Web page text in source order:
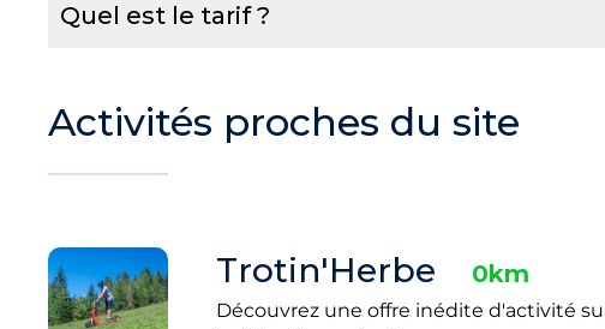
Quel est le tarif ?
Activités proches du site
Trotin'Herbe 0km
Découvrez une offre inédite d'activité